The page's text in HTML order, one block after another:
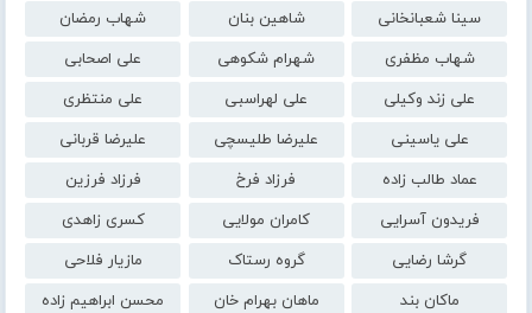
سینا شعبانخانی
شاهین بنان
شهاب رمضان
شهاب مظفری
شهرام شکوهی
علی اصحابی
علی زند وکیلی
علی لهراسبی
علی منتظری
علی یاسینی
علیرضا طلیسچی
علیرضا قربانی
عماد طالب زاده
فرزاد فرخ
فرزاد فرزین
فریدون آسرایی
کامران مولایی
کسری زاهدی
گرشا رضایی
گروه رستاک
مازیار فلاحی
ماکان بند
ماهان بهرام خان
محسن ابراهیم زاده